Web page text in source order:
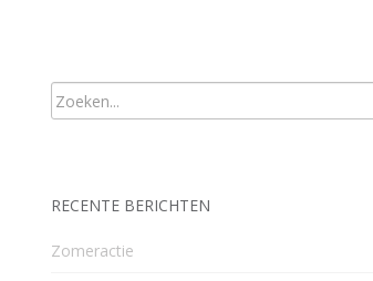
RECENTE BERICHTEN
Zomeractie